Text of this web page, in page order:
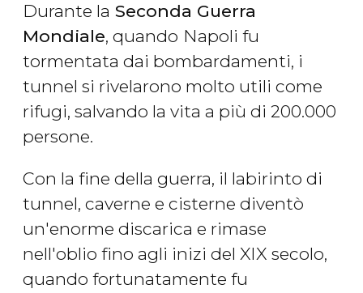
Durante la Seconda Guerra
Mondiale, quando Napoli fu
tormentata dai bombardamenti, i
tunnel si rivelarono molto utili come
rifugi, salvando la vita a più di 200.000
persone.
Con la fine della guerra, il labirinto di
tunnel, caverne e cisterne diventò
un'enorme discarica e rimase
nell'oblio fino agli inizi del XIX secolo,
quando fortunatamente fu